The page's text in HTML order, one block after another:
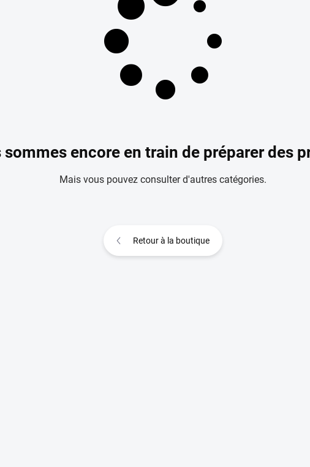
sommes encore en train de préparer des
Mais vous pouvez consulter d'autres catégories.
Retour à la boutique